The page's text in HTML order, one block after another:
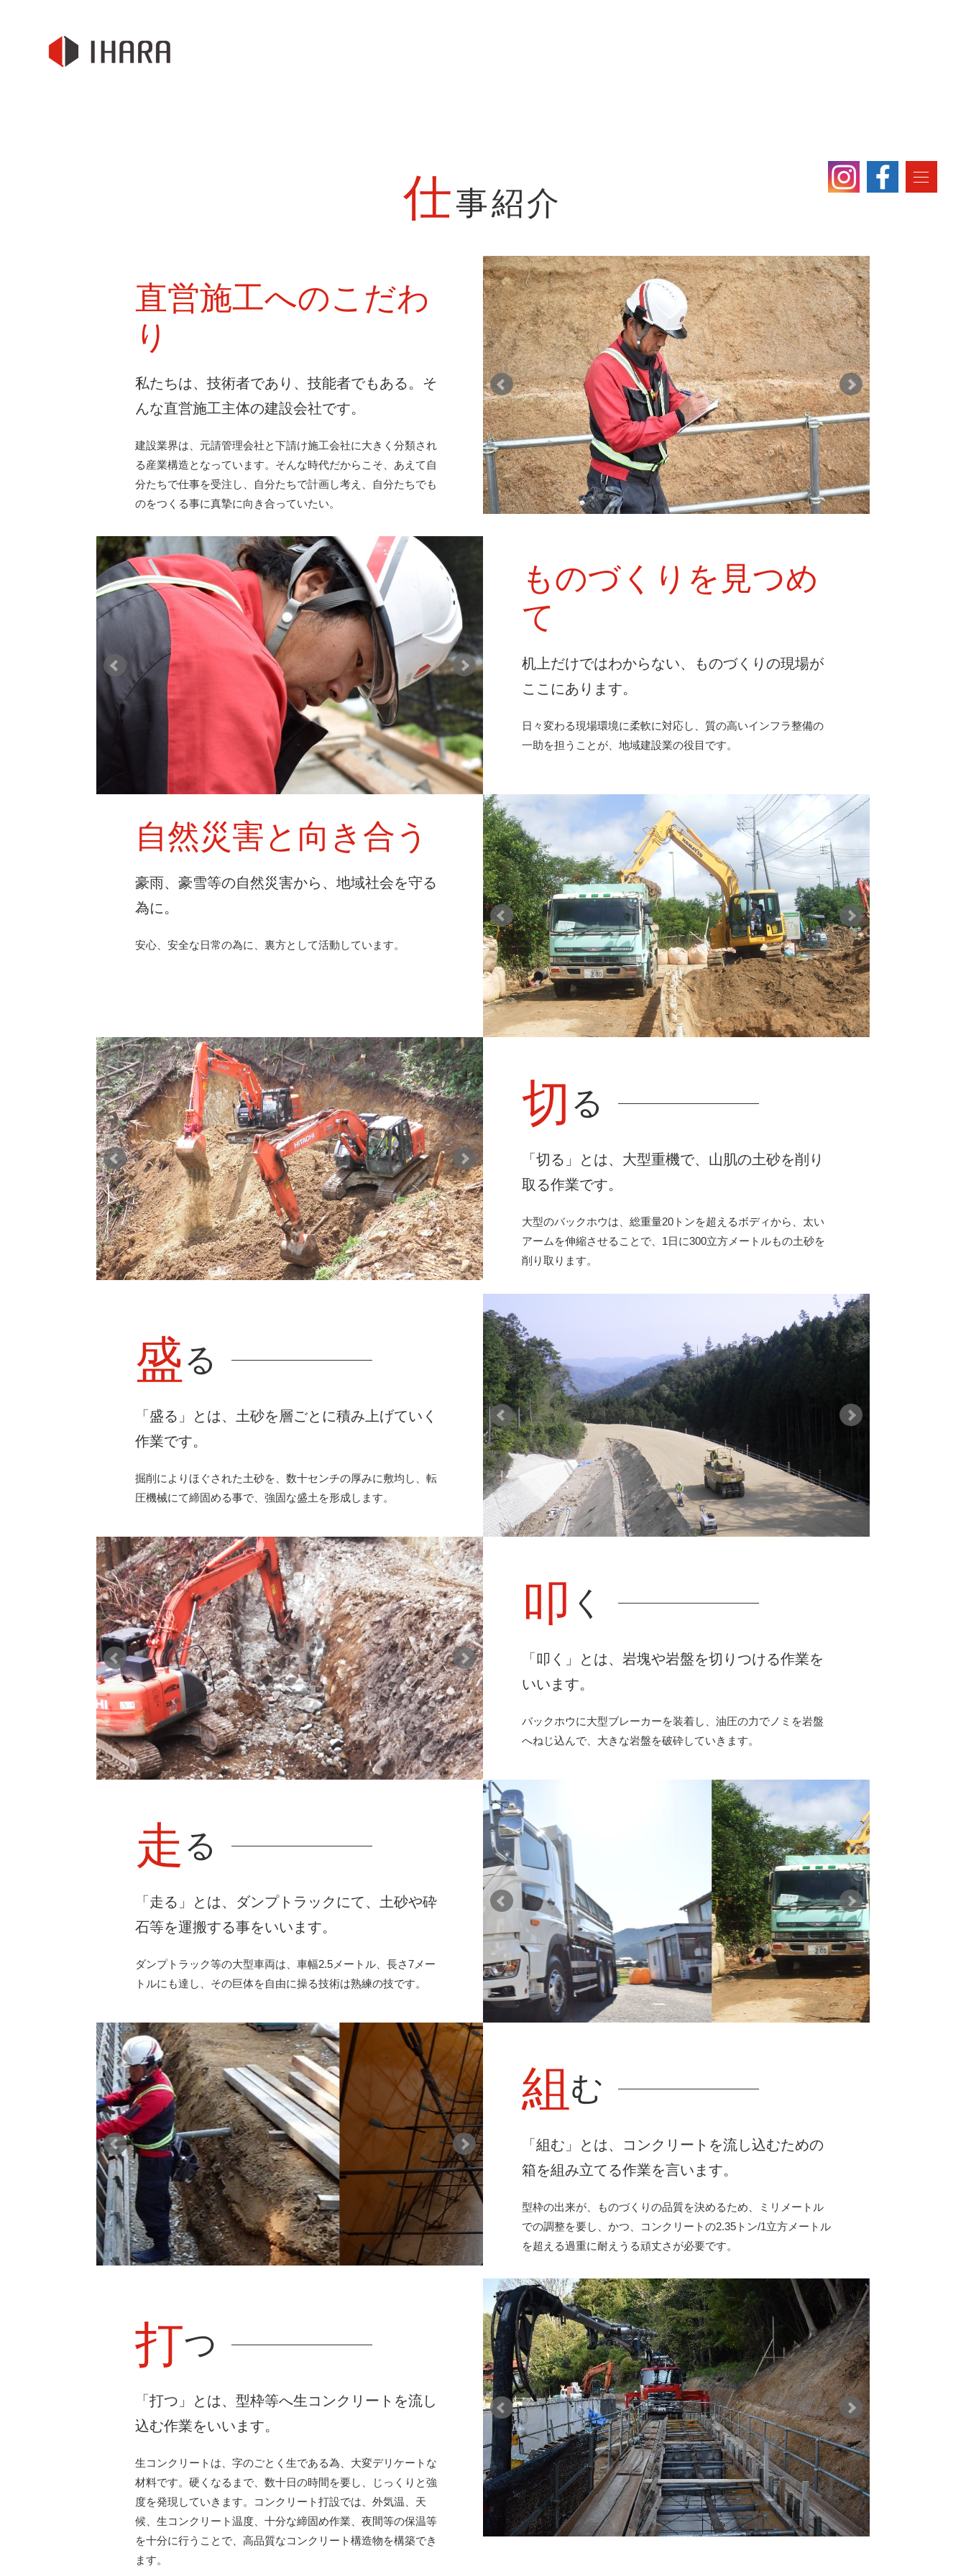
仕事紹介
直営施工へのこだわ
り
私たちは、技術者であり、技能者でもある。そ
んな直営施工主体の建設会社です。
建設業界は、元請管理会社と下請け施工会社に大きく分類され
る産業構造となっています。そんな時代だからこそ、あえて自
分たちで仕事を受注し、自分たちで計画し考え、自分たちでも
のをつくる事に真摯に向き合っていたい。
ものづくりを見つめ
て
机上だけではわからない、ものづくりの現場が
ここにあります。
日々変わる現場環境に柔軟に対応し、質の高いインフラ整備の
一助を担うことが、地域建設業の役目です。
自然災害と向き合う
豪雨、豪雪等の自然災害から、地域社会を守る
為に。
安心、安全な日常の為に、裏方として活動しています。
切 る
「切る」とは、大型重機で、山肌の土砂を削り
取る作業です。
大型のバックホウは、総重量20トンを超えるボディから、太い
アームを伸縮させることで、1日に300立方メートルもの土砂を
削り取ります。
盛る
「盛る」とは、土砂を層ごとに積み上げていく
作業です。
掘削によりほぐされた土砂を、数十センチの厚みに敷均し、転
圧機械にて締固める事で、強固な盛土を形成します。
叩 く
「叩く」とは、岩塊や岩盤を切りつける作業を
いいます。
バックホウに大型ブレーカーを装着し、油圧の力でノミを岩盤
へねじ込んで、大きな岩盤を破砕していきます。
走 る
「走る」とは、ダンプトラックにて、土砂や砕
石等を運搬する事をいいます。
ダンプトラック等の大型車両は、車幅2.5メートル、長さ7メー
トルにも達し、その巨体を自由に操る技術は熟練の技です。
組 む
「組む」とは、コンクリートを流し込むための
箱を組み立てる作業を言います。
型枠の出来が、ものづくりの品質を決めるため、ミリメートル
での調整を要し、かつ、コンクリートの2.35トン/1立方メートル
を超える過重に耐えうる頑丈さが必要です。
打つ
「打つ」とは、型枠等へ生コンクリートを流し
込む作業をいいます。
生コンクリートは、字のごとく生である為、大変デリケートな
材料です。硬くなるまで、数十日の時間を要し、じっくりと強
度を発現していきます。コンクリート打設では、外気温、天
候、生コンクリート温度、十分な締固め作業、夜間等の保温等
を十分に行うことで、高品質なコンクリート構造物を構築でき
ます。